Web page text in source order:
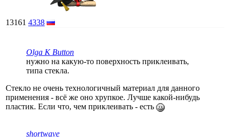
13161 4338
Olga K Button
нужно на какую-то поверхность приклеивать,
типа стекла.
Стекло не очень технологичный материал для данного
применения - всё же оно хрупкое. Лучше какой-нибудь
пластик. Если что, чем приклеивать - есть
shortwave